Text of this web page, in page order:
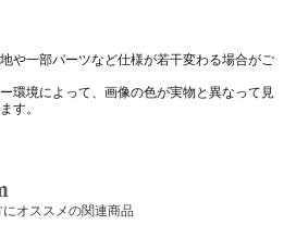
や一部パーツなど仕様が若干変わる場合がご
環境によって、画像の色が実物と異なって見
す。
オススメの関連商品